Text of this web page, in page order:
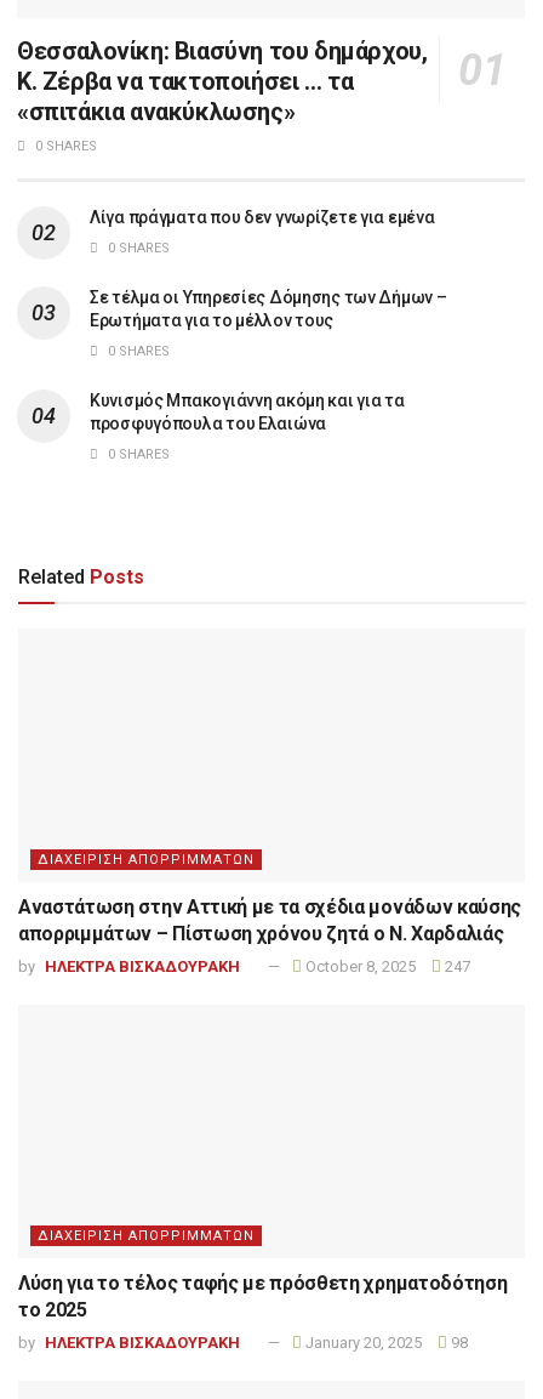
Θεσσαλονίκη: Βιασύνη του δημάρχου,
Κ. Ζέρβα να τακτοποιήσει … τα
«σπιτάκια ανακύκλωσης»
0 SHARES
Λίγα πράγματα που δεν γνωρίζετε για εμένα
0 SHARES
Σε τέλμα οι Υπηρεσίες Δόμησης των Δήμων –
Ερωτήματα για το μέλλον τους
0 SHARES
Κυνισμός Μπακογιάννη ακόμη και για τα
προσφυγόπουλα του Ελαιώνα
0 SHARES
Related Posts
ΔΙΑΧΕΙΡΙΣΗ ΑΠΟΡΡΙΜΜΑΤΩΝ
Αναστάτωση στην Αττική με τα σχέδια μονάδων καύσης
απορριμμάτων – Πίστωση χρόνου ζητά ο Ν. Χαρδαλιάς
by ΗΛΕΚΤΡΑ ΒΙΣΚΑΔΟΥΡΑΚΗ October 8, 2025 247
ΔΙΑΧΕΙΡΙΣΗ ΑΠΟΡΡΙΜΜΑΤΩΝ
Λύση για το τέλος ταφής με πρόσθετη χρηματοδότηση
το 2025
by ΗΛΕΚΤΡΑ ΒΙΣΚΑΔΟΥΡΑΚΗ January 20, 2025 98